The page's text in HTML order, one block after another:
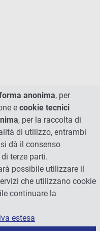
anonima, per
e cookie tecnici
, per la raccolta di
di utilizzo, entrambi
dà il consenso
terze parti.
possibile utilizzare il
che utilizzano cookie
continuare la
estesa